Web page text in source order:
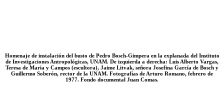
Homenaje de instalación del busto de Pedro Bosch-Gimpera en la explanada del Instituto
de Investigaciones Antropológicas, UNAM. De izquierda a derecha: Luis Alberto Vargas,
Teresa de Maria y Campos (escultora), Jaime Litvak, señora Josefina García de Bosch y
Guillermo Soberón, rector de la UNAM. Fotografías de Arturo Romano, febrero de
1977. Fondo documental Juan Comas.